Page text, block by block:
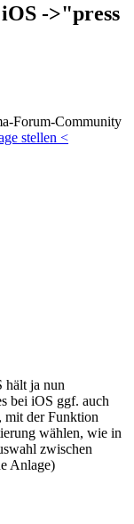
->"press
Forum-Community
stellen <
hält ja nun
bei iOS ggf. auch
mit der Funktion
wählen, wie in
zwischen
Anlage)